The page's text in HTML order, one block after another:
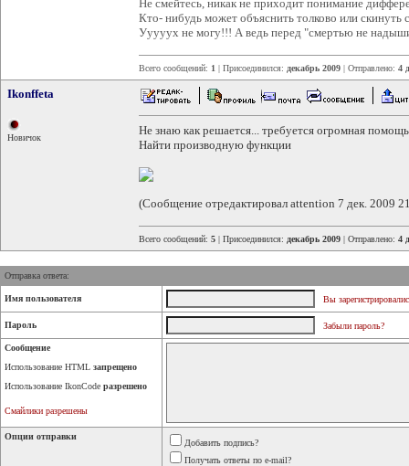
Не смейтесь, никак не приходит понимание
Кто- нибудь может объяснить толково или скинуть
Ууууух не могу!!! А ведь перед "смертью не
Всего сообщений: 1 | Присоединился: декабрь 2009 | Отправлено: 4
Ikonffeta
Новичок
Не знаю как решается... требуется огромная
Найти производную функции
(Сообщение отредактировал attention 7 дек. 2009
Всего сообщений: 5 | Присоединился: декабрь 2009 | Отправлено: 4
Отправка ответа:
Имя пользователя Вы
Пароль Забыли пароль?
Сообщение
Использование HTML запрещено
Использование IkonCode разрешено
Смайлики разрешены
Опции отправки
Добавить подпись?
Получать ответы по e-mail?